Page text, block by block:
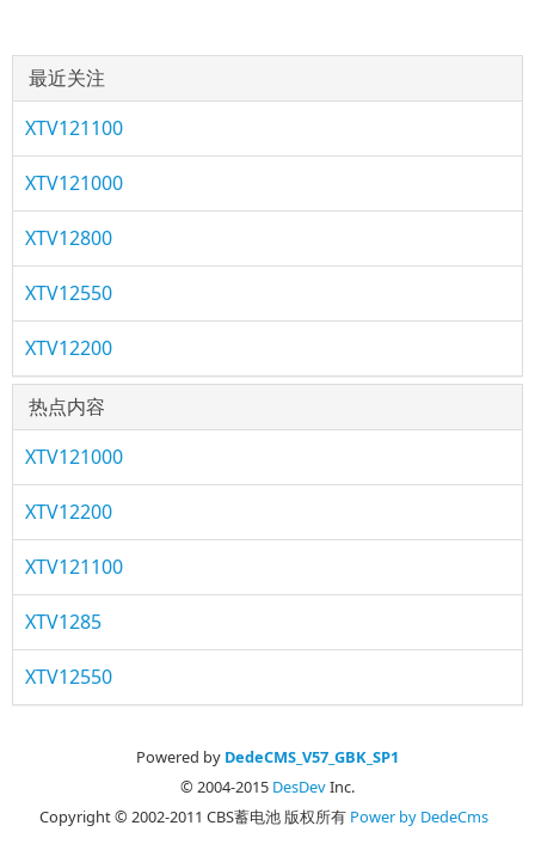
最近关注
XTV121100
XTV121000
XTV12800
XTV12550
XTV12200
热点内容
XTV121000
XTV12200
XTV121100
XTV1285
XTV12550
Powered by DedeCMS_V57_GBK_SP1
© 2004-2015 DesDevInc.
Copyright © 2002-2011 CBS蓄电池 版权所有 Power by DedeCms